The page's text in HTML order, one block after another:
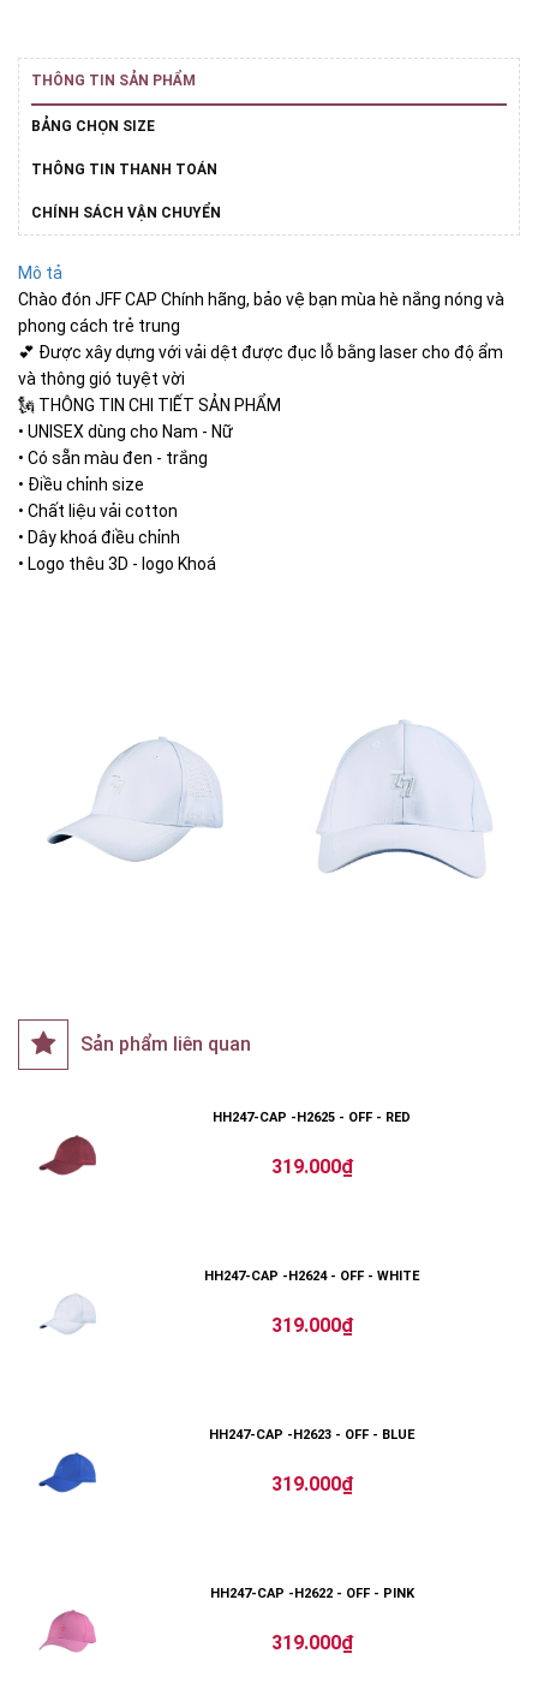
THÔNG TIN SẢN PHẨM
BẢNG CHỌN SIZE
THÔNG TIN THANH TOÁN
CHÍNH SÁCH VẬN CHUYỂN
Mô tả
Chào đón JFF CAP Chính hãng, bảo vệ bạn mùa hè nắng nóng và
phong cách trẻ trung
💕 Được xây dựng với vải dệt được đục lỗ bằng laser cho độ ẩm
và thông gió tuyệt vời
🗽 THÔNG TIN CHI TIẾT SẢN PHẨM
• UNISEX dùng cho Nam - Nữ
• Có sẵn màu đen - trắng
• Điều chỉnh size
• Chất liệu vải cotton
• Dây khoá điều chỉnh
• Logo thêu 3D - logo Khoá
Sản phẩm liên quan
HH247-CAP -H2625 - OFF - RED
319.000₫
HH247-CAP -H2624 - OFF - WHITE
319.000₫
HH247-CAP -H2623 - OFF - BLUE
319.000₫
HH247-CAP -H2622 - OFF - PINK
319.000₫